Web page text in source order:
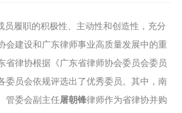
员履职的积极性、主动性和创造性，充分
会建设和广东律师事业高质量发展中的重
省律协根据《广东省律师协会委员会委员
委员会依规评选出了优秀委员。其中，南
管委会副主任屠朝锋律师作为省律协并购